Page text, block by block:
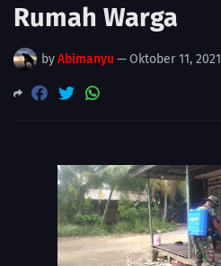
Rumah Warga
byAbimanyu —Oktober 11, 2021